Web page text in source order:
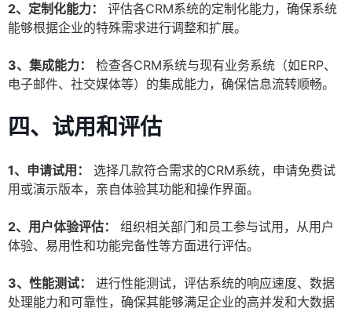
2、定制化能力：
评估各CRM系统的定制化能力，确保系统
能够根据企业的特殊需求进行调整和扩展。
3、集成能力：
检查各CRM系统与现有业务系统（如ERP、
电子邮件、社交媒体等）的集成能力，确保信息流转顺畅。
四、试用和评估
1、申请试用：
选择几款符合需求的CRM系统，申请免费试
用或演示版本，亲自体验其功能和操作界面。
2、用户体验评估：
组织相关部门和员工参与试用，从用户
体验、易用性和功能完备性等方面进行评估。
3、性能测试：
进行性能测试，评估系统的响应速度、数据
处理能力和可靠性，确保其能够满足企业的高并发和大数据